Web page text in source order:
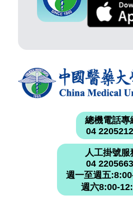
總機電話專
04
人工掛號服
04
週一至週五
週六8:00-